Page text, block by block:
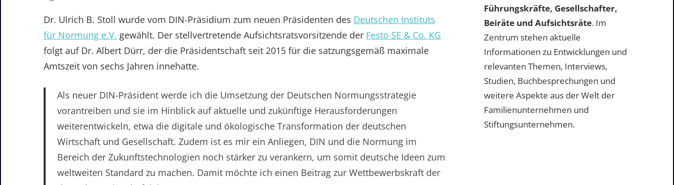
Dr. Ulrich B. Stoll wurde vom DIN-Präsidium zum neuen Präsidenten des Deutschen Instituts
für Normung e.V. gewählt. Der stellvertretende Aufsichtsratsvorsitzende der Festo SE & Co. KG
folgt auf Dr. Albert Dürr, der die Präsidentschaft seit 2015 für die satzungsgemäß maximale
Amtszeit von sechs Jahren innehatte.
Als neuer DIN-Präsident werde ich die Umsetzung der Deutschen Normungsstrategie
vorantreiben und sie im Hinblick auf aktuelle und zukünftige Herausforderungen
weiterentwickeln, etwa die digitale und ökologische Transformation der deutschen
Wirtschaft und Gesellschaft. Zudem ist es mir ein Anliegen, DIN und die Normung im
Bereich der Zukunftstechnologien noch stärker zu verankern, um somit deutsche Ideen zum
weltweiten Standard zu machen. Damit möchte ich einen Beitrag zur Wettbewerbskraft der
Führungskräfte, Gesellschafter,
Beiräte und Aufsichtsräte. Im
Zentrum stehen aktuelle
Informationen zu Entwicklungen und
relevanten Themen, Interviews,
Studien, Buchbesprechungen und
weitere Aspekte aus der Welt der
Familienunternehmen und
Stiftungsunternehmen.